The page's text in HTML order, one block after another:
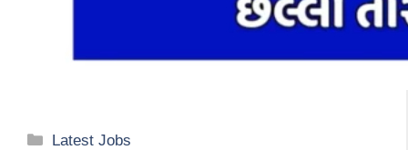
Categories
Latest Jobs